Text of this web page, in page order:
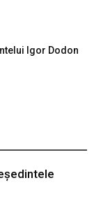
Igor Dodon